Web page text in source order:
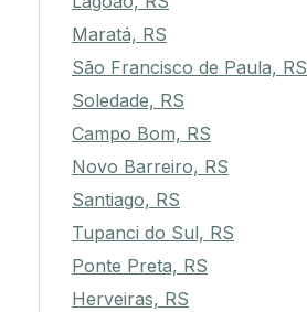
Maratá, RS
São Francisco de Paula, RS
Soledade, RS
Campo Bom, RS
Novo Barreiro, RS
Santiago, RS
Tupanci do Sul, RS
Ponte Preta, RS
Herveiras, RS